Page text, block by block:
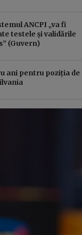
ANCPI „va fi
testele și validările
(Guvern)
ani pentru poziția de